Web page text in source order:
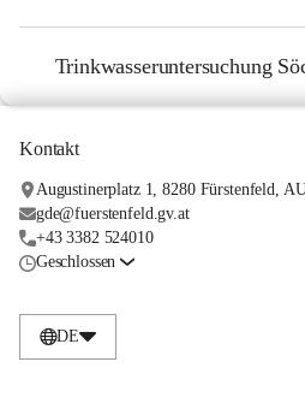
Trinkwasseruntersuchung
Kontakt
Augustinerplatz 1, 8280 Fürstenfeld,
gde@fuerstenfeld.gv.at
+43 3382 524010
Geschlossen
DE